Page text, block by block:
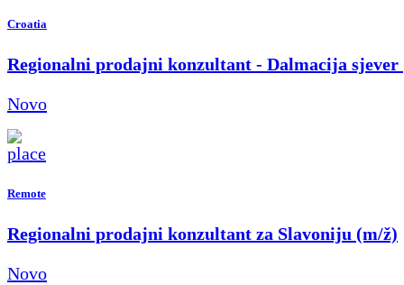
Croatia
Regionalni prodajni konzultant - Dalmacija sjever
Novo
Remote
Regionalni prodajni konzultant za Slavoniju (m/ž)
Novo